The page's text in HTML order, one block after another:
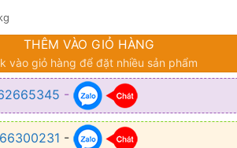
THÊM VÀO GIỎ HÀNG
vào giỏ hàng để đặt nhiều sản phẩm
-
-